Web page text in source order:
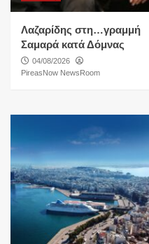
Λαζαρίδης στη…γραμμή
Σαμαρά κατά Δόμνας
04/08/2026
PireasNow NewsRoom